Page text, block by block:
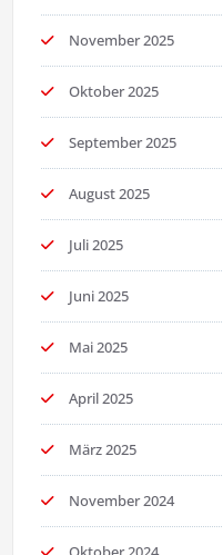
November 2025
Oktober 2025
September 2025
August 2025
Juli 2025
Juni 2025
Mai 2025
April 2025
März 2025
November 2024